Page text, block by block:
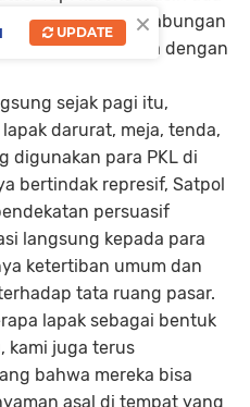
bersama tim gabungan
ujar Chandra dengan
sejak pagi itu,
darurat, meja, tenda,
digunakan para PKL di
bertindak represif, Satpol
persuasif
langsung kepada para
ketertiban umum dan
tata ruang pasar.
lapak sebagai bentuk
kami juga terus
bahwa mereka bisa
asal di tempat yang
×
UPDATE